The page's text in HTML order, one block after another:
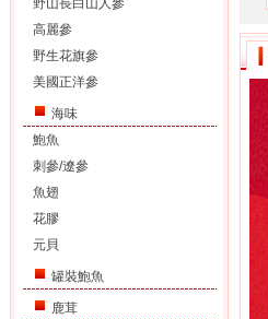
野山長白山人參
高麗參
野生花旗參
美國正洋參
海味
鮑魚
刺參/遼參
魚翅
花膠
元貝
罐裝鮑魚
鹿茸